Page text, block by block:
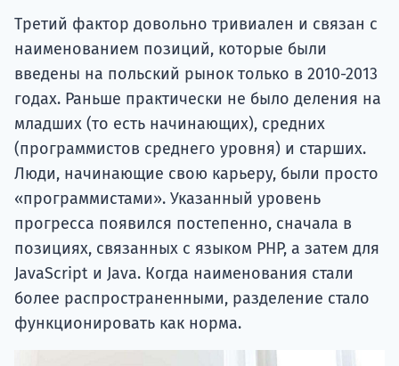
Третий фактор довольно тривиален и связан с
наименованием позиций, которые были
введены на польский рынок только в 2010-2013
годах. Раньше практически не было деления на
младших (то есть начинающих), средних
(программистов среднего уровня) и старших.
Люди, начинающие свою карьеру, были просто
«программистами». Указанный уровень
прогресса появился постепенно, сначала в
позициях, связанных с языком PHP, а затем для
JavaScript и Java. Когда наименования стали
более распространенными, разделение стало
функционировать как норма.